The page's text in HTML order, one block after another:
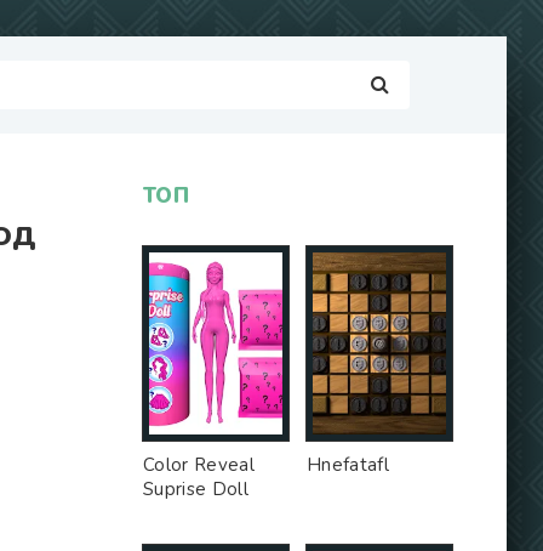
ТОП
Color Reveal
Suprise Doll
Hnefatafl